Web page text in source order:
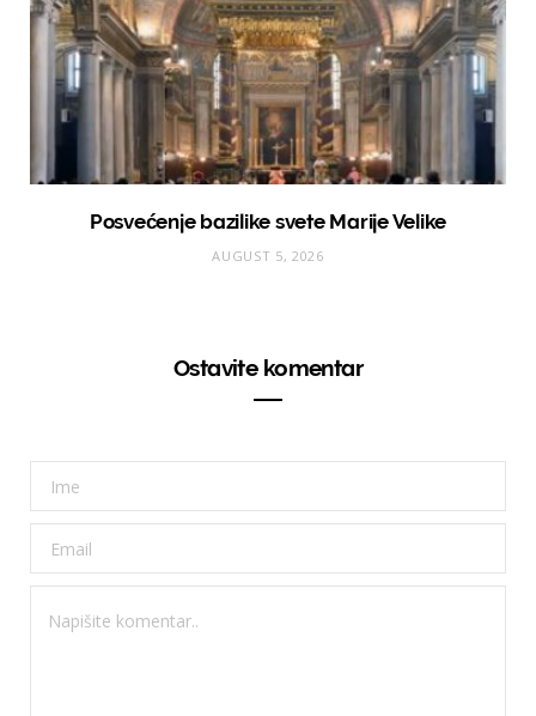
Posvećenje bazilike svete Marije Velike
AUGUST 5, 2026
Ostavite komentar